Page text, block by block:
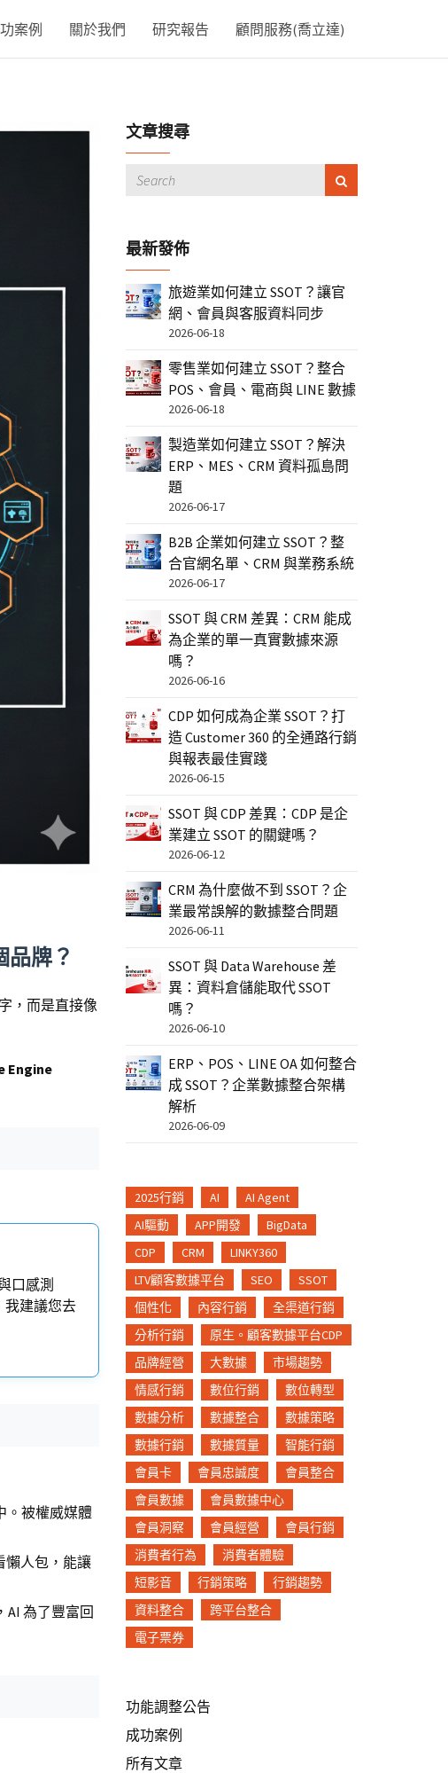
案例 關於我們 研究報告 顧問服務(喬立達)
牌？
，而是直接像
Engine
口感測
我建議您去
。被權威媒體
懶人包，能讓
AI 為了豐富回
文章搜尋
最新發佈
旅遊業如何建立 SSOT？讓官
網、會員與客服資料同步
2026-06-18
零售業如何建立 SSOT？整合
POS、會員、電商與 LINE 數據
2026-06-18
製造業如何建立 SSOT？解決
ERP、MES、CRM 資料孤島問
題
2026-06-17
B2B 企業如何建立 SSOT？整
合官網名單、CRM 與業務系統
2026-06-17
SSOT 與 CRM 差異：CRM 能成
為企業的單一真實數據來源
嗎？
2026-06-16
CDP 如何成為企業 SSOT？打
造 Customer 360 的全通路行銷
與報表最佳實踐
2026-06-15
SSOT 與 CDP 差異：CDP 是企
業建立 SSOT 的關鍵嗎？
2026-06-12
CRM 為什麼做不到 SSOT？企
業最常誤解的數據整合問題
2026-06-11
SSOT 與 Data Warehouse 差
異：資料倉儲能取代 SSOT
嗎？
2026-06-10
ERP、POS、LINE OA 如何整合
成 SSOT？企業數據整合架構
解析
2026-06-09
2025行銷 AI
AI Agent
AI驅動
APP開發
BigData
CDP
CRM
LINKY360
LTV顧客數據平台
SEO
SSOT
個性化
內容行銷
全渠道行銷
分析行銷
原生。顧客數據平台CDP
品牌經營
大數據
市場趨勢
情感行銷
數位行銷
數位轉型
數據分析
數據整合
數據策略
數據行銷
數據質量
智能行銷
會員卡
會員忠誠度
會員整合
會員數據
會員數據中心
會員洞察
會員經營
會員行銷
消費者行為
消費者體驗
短影音
行銷策略
行銷趨勢
資料整合
跨平台整合
電子票券
功能調整公告
成功案例
所有文章